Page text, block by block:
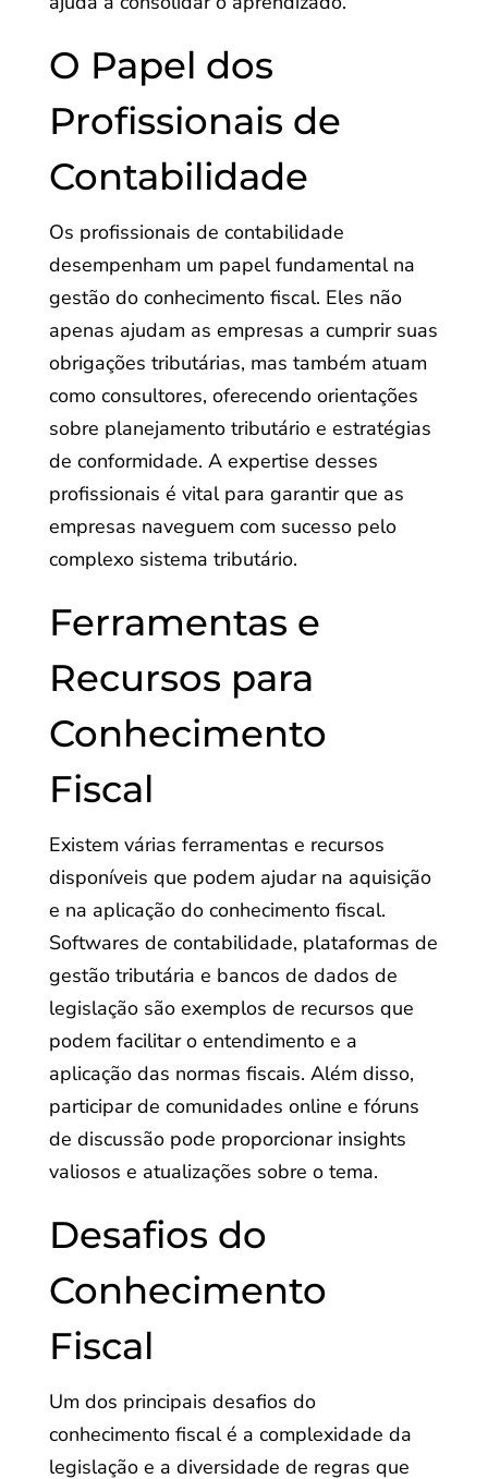
O Papel dos
Profissionais de
Contabilidade
Os profissionais de contabilidade
desempenham um papel fundamental na
gestão do conhecimento fiscal. Eles não
apenas ajudam as empresas a cumprir suas
obrigações tributárias, mas também atuam
como consultores, oferecendo orientações
sobre planejamento tributário e estratégias
de conformidade. A expertise desses
profissionais é vital para garantir que as
empresas naveguem com sucesso pelo
complexo sistema tributário.
Ferramentas e
Recursos para
Conhecimento
Fiscal
Existem várias ferramentas e recursos
disponíveis que podem ajudar na aquisição
e na aplicação do conhecimento fiscal.
Softwares de contabilidade, plataformas de
gestão tributária e bancos de dados de
legislação são exemplos de recursos que
podem facilitar o entendimento e a
aplicação das normas fiscais. Além disso,
participar de comunidades online e fóruns
de discussão pode proporcionar insights
valiosos e atualizações sobre o tema.
Desafios do
Conhecimento
Fiscal
Um dos principais desafios do
conhecimento fiscal é a complexidade da
legislação e a diversidade de regras que